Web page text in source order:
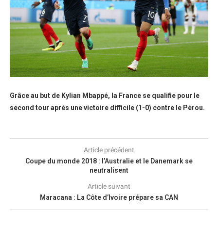
Grâce au but de Kylian Mbappé, la France se qualifie pour le
second tour après une victoire difficile (1-0) contre le Pérou.
Article précédent
Coupe du monde 2018 : l’Australie et le Danemark se
neutralisent
Article suivant
Maracana : La Côte d’Ivoire prépare sa CAN